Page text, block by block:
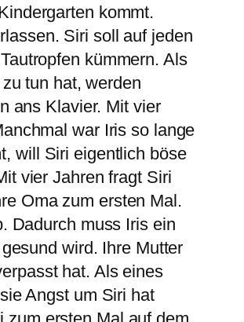
kommt.
Siri soll auf jeden
kümmern. Als
tun hat, werden
ans Klavier. Mit vier
war Iris so lange
will Siri eigentlich böse
vier Jahren fragt Siri
Oma zum ersten Mal.
Dadurch muss Iris ein
wird. Ihre Mutter
hat. Als eines
Angst um Siri hat